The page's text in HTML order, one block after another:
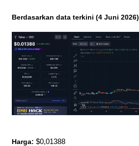
Berdasarkan data terkini (4 Juni 2026)
Harga: $0,01388